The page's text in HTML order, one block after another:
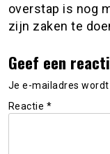
overstap is nog
zijn zaken te
Geef een
Je e-mailadres wordt
Reactie *